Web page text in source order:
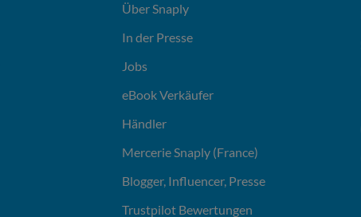
Über Snaply
In der Presse
Jobs
eBook Verkäufer
Händler
Mercerie Snaply (France)
Blogger, Influencer, Presse
Trustpilot Bewertungen